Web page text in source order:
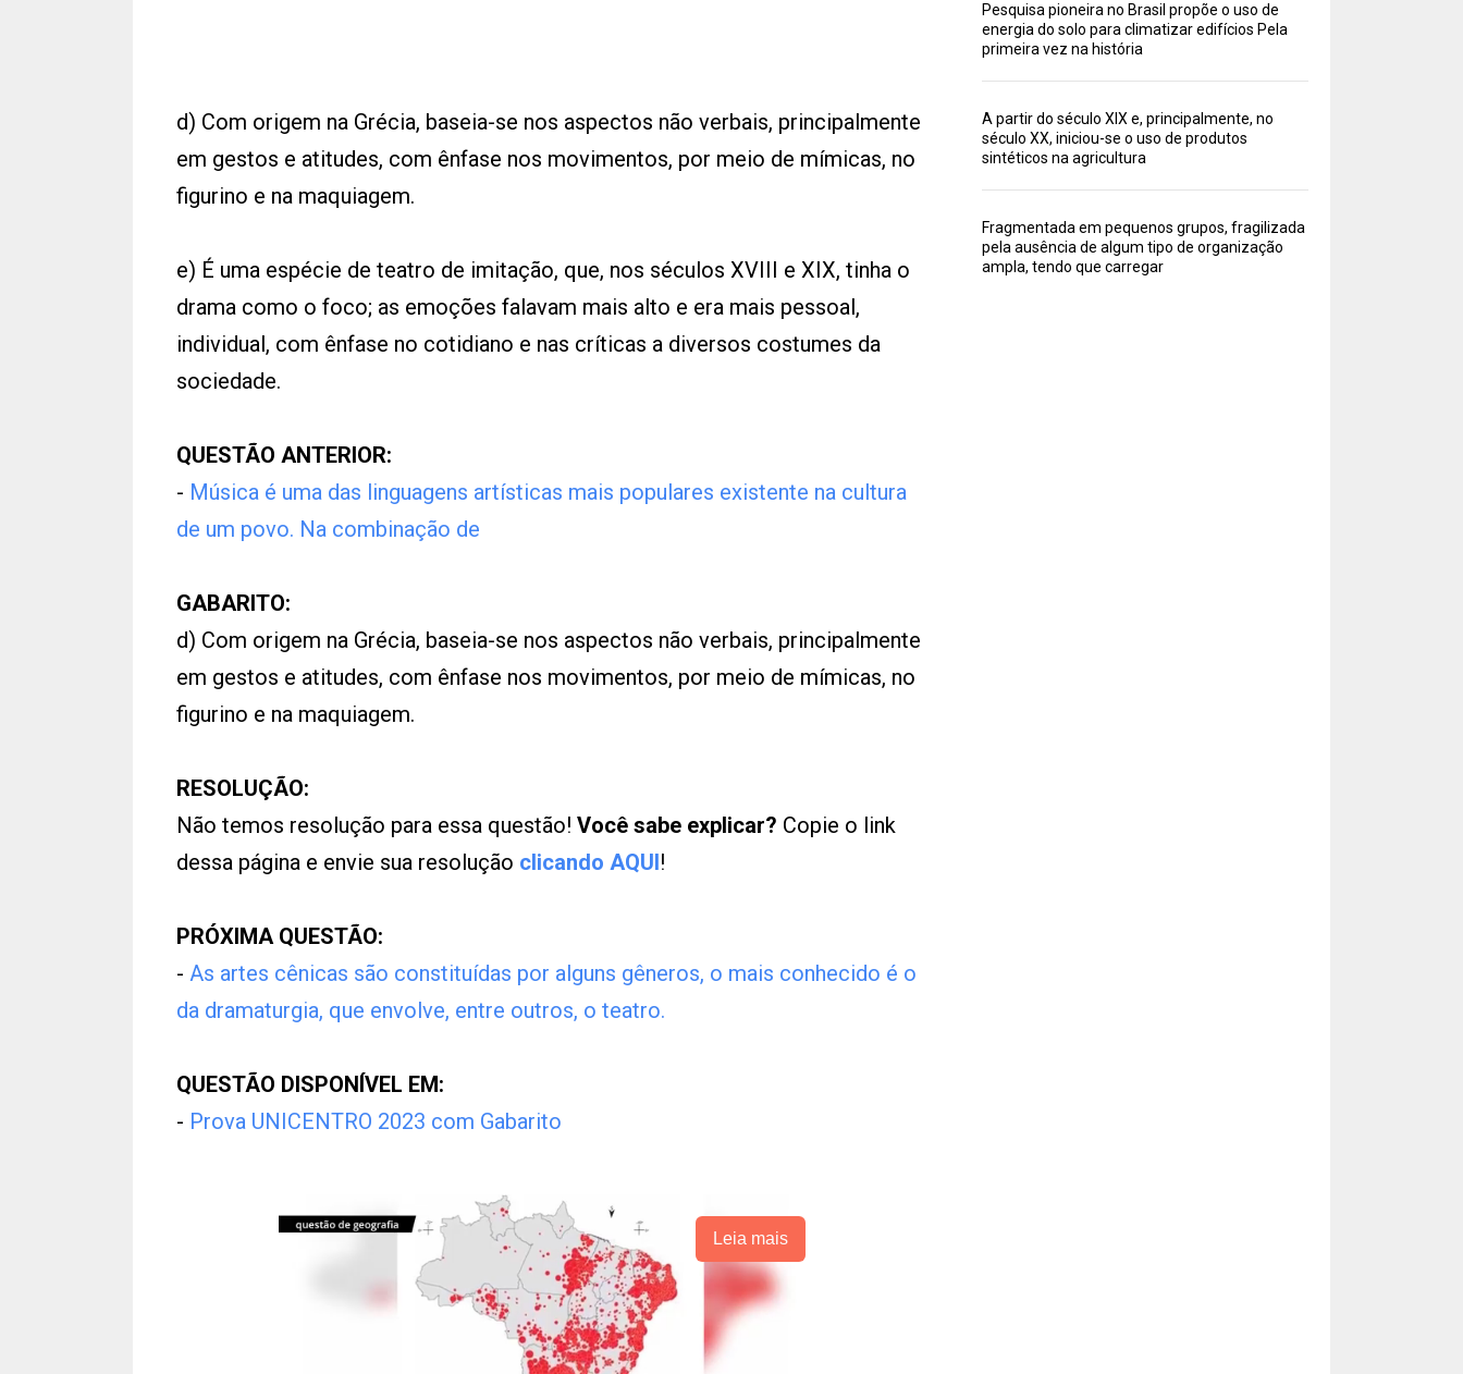
d) Com origem na Grécia, baseia-se nos aspectos não verbais, principalmente
em gestos e atitudes, com ênfase nos movimentos, por meio de mímicas, no
figurino e na maquiagem.
e) É uma espécie de teatro de imitação, que, nos séculos XVIII e XIX, tinha o
drama como o foco; as emoções falavam mais alto e era mais pessoal,
individual, com ênfase no cotidiano e nas críticas a diversos costumes da
sociedade.
QUESTÃO ANTERIOR:
- Música é uma das linguagens artísticas mais populares existente na cultura
de um povo. Na combinação de
GABARITO:
d) Com origem na Grécia, baseia-se nos aspectos não verbais, principalmente
em gestos e atitudes, com ênfase nos movimentos, por meio de mímicas, no
figurino e na maquiagem.
RESOLUÇÃO:
Não temos resolução para essa questão! Você sabe explicar? Copie o link
dessa página e envie sua resolução clicando AQUI!
PRÓXIMA QUESTÃO:
- As artes cênicas são constituídas por alguns gêneros, o mais conhecido é o
da dramaturgia, que envolve, entre outros, o teatro.
QUESTÃO DISPONÍVEL EM:
- Prova UNICENTRO 2023 com Gabarito
Leia mais
Pesquisa pioneira no Brasil propõe o uso de
energia do solo para climatizar edifícios Pela
primeira vez na história
A partir do século XIX e, principalmente, no
século XX, iniciou-se o uso de produtos
sintéticos na agricultura
Fragmentada em pequenos grupos, fragilizada
pela ausência de algum tipo de organização
ampla, tendo que carregar